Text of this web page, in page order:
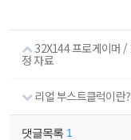
32X144 프로게이머
정 자료
리얼 부스트클럭이란?
댓글목록 1